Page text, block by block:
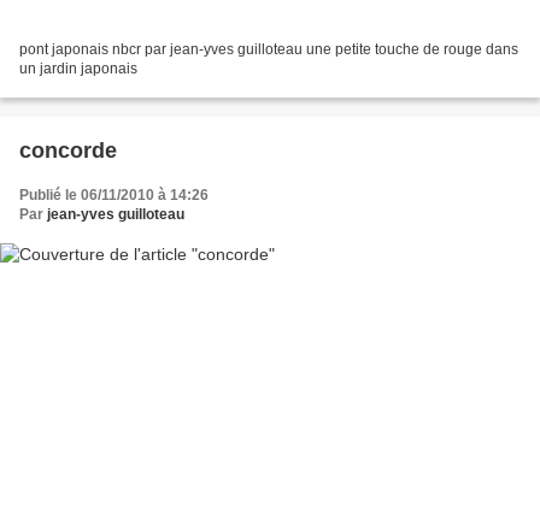
pont japonais nbcr par jean-yves guilloteau une petite touche de rouge dans
un jardin japonais
concorde
Publié le 06/11/2010 à 14:26
Par jean-yves guilloteau